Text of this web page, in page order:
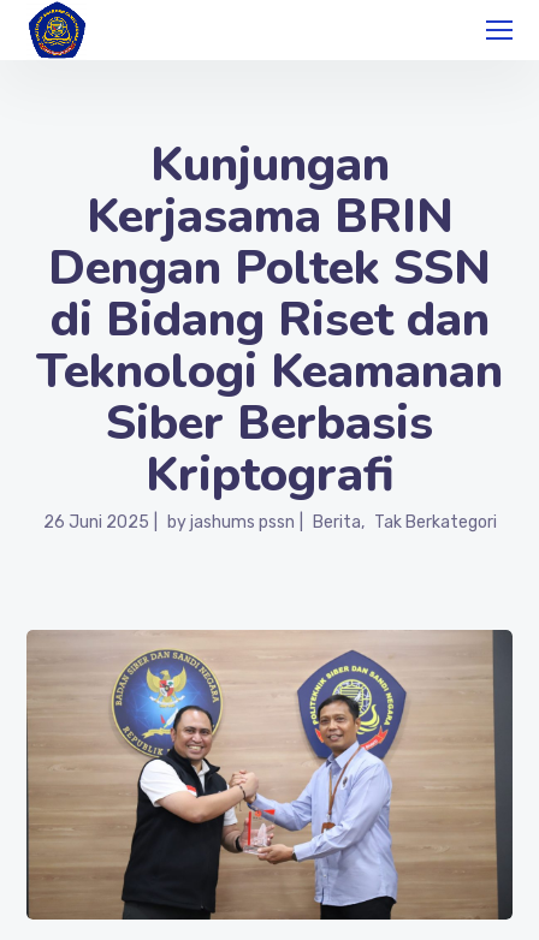
Kunjungan
Kerjasama BRIN
Dengan Poltek SSN
di Bidang Riset dan
Teknologi Keamanan
Siber Berbasis
Kriptografi
26 Juni 2025 byjashums pssn Berita Tak Berkategori